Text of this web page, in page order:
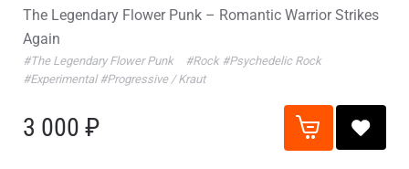
The Legendary Flower Punk – Romantic Warrior Strikes
Again
#The Legendary Flower Punk #Rock #Psychedelic Rock
#Experimental #Progressive / Kraut
3 000 ₽